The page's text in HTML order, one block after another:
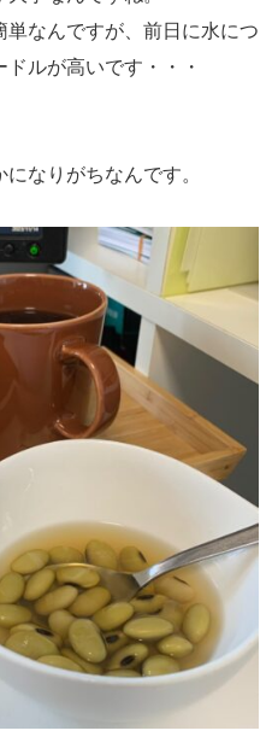
なんですが、前日に水につ
ルが高いです・・・
なりがちなんです。